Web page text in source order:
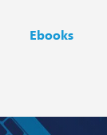
Ebooks